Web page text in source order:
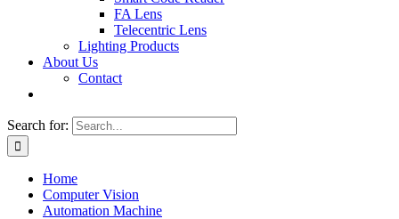
FA Lens
Telecentric Lens
Lighting Products
About Us
Contact
Search for:
Home
Computer Vision
Automation Machine